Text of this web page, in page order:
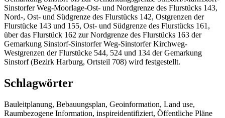
Sinstorfer Weg-Moorlage-Ost- und Nordgrenze des Flurstücks 143,
Nord-, Ost- und Südgrenze des Flurstücks 142, Ostgrenzen der
Flurstücke 143 und 155, Ost- und Südgrenze des Flurstücks 161,
über das Flurstück 162 zur Nordgrenze des Flurstücks 163 der
Gemarkung Sinstorf-Sinstorfer Weg-Sinstorfer Kirchweg-
Westgrenzen der Flurstücke 544, 524 und 134 der Gemarkung
Sinstorf (Bezirk Harburg, Ortsteil 708) wird festgestellt.
Schlagwörter
Bauleitplanung, Bebauungsplan, Geoinformation, Land use,
Raumbezogene Information, inspireidentifiziert, Öffentliche Pläne